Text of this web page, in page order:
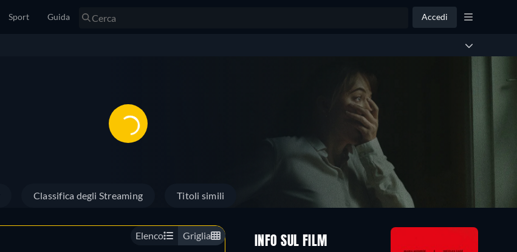
Sport Guida Accedi
Classifica degli Streaming Titoli simili
Elenco Griglia INFO SUL FILM